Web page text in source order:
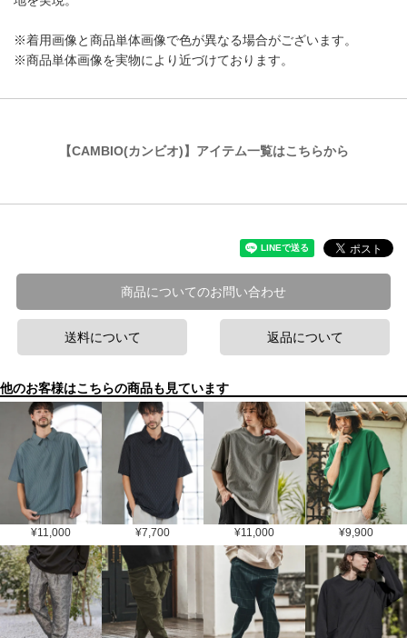
※着用画像と商品単体画像で色が異なる場合がございます。
※商品単体画像を実物により近づけております。
【CAMBIO(カンビオ)】アイテム一覧はこちらから
商品についてのお問い合わせ
送料について 返品について
他のお客様はこちらの商品も見ています
¥11,000 ¥7,700 ¥11,000 ¥9,900